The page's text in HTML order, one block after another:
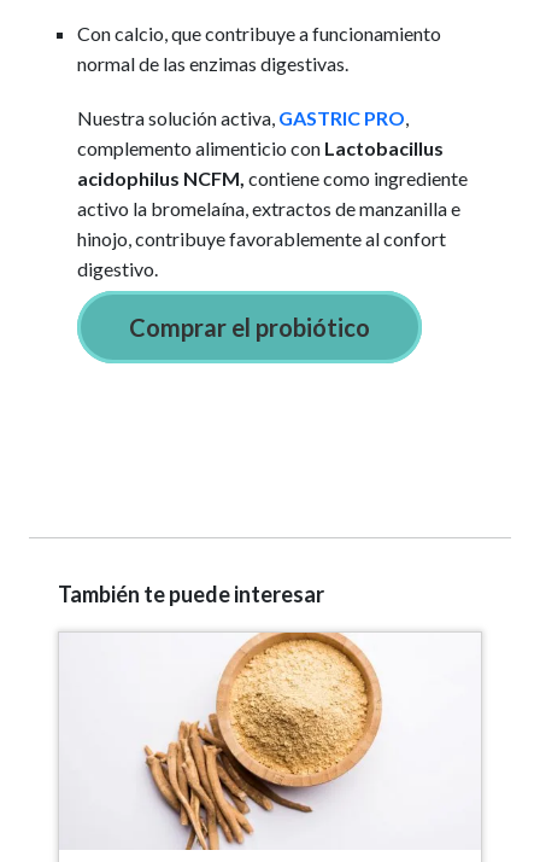
Con calcio, que contribuye a funcionamiento
normal de las enzimas digestivas.
Nuestra solución activa, GASTRIC PRO,
complemento alimenticio con Lactobacillus
acidophilus NCFM, contiene como ingrediente
activo la bromelaína, extractos de manzanilla e
hinojo, contribuye favorablemente al confort
digestivo.
Comprar el probiótico
También te puede interesar